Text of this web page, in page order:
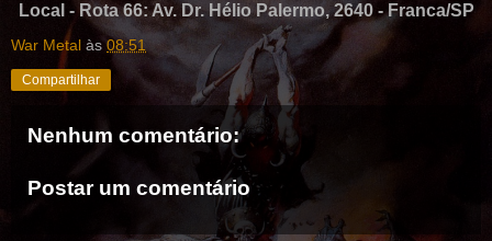
Local - Rota 66: Av. Dr. Hélio Palermo, 2640 - Franca/SP
War Metal às 08:51
Compartilhar
Nenhum comentário:
Postar um comentário